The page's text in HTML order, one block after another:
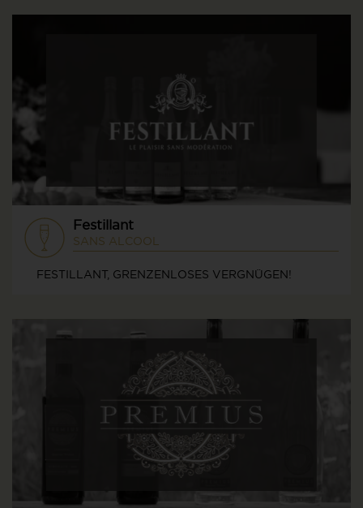
Festillant
SANS ALCOOL
FESTILLANT, GRENZENLOSES VERGNÜGEN!